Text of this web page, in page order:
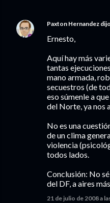
Paxton Hernandez
Ernesto,
Aquí hay más
tantas
mano armada,
secuestros (de
eso súmenle a
del Norte, ya nos
No es una
de un clima
violencia
todos lados.
Conclusión: No
del DF, a aires
21 de julio de 2008 a